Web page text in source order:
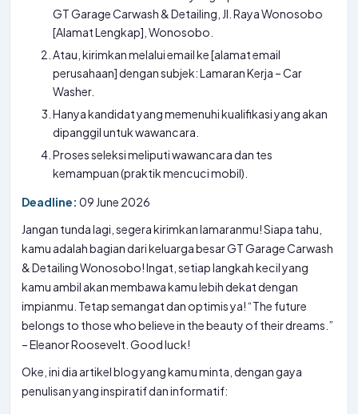
GT Garage Carwash & Detailing, Jl. Raya Wonosobo
[Alamat Lengkap], Wonosobo.
Atau, kirimkan melalui email ke [alamat email
perusahaan] dengan subjek: Lamaran Kerja – Car
Washer.
Hanya kandidat yang memenuhi kualifikasi yang akan
dipanggil untuk wawancara.
Proses seleksi meliputi wawancara dan tes
kemampuan (praktik mencuci mobil).
Deadline: 09 June 2026
Jangan tunda lagi, segera kirimkan lamaranmu! Siapa tahu,
kamu adalah bagian dari keluarga besar GT Garage Carwash
& Detailing Wonosobo! Ingat, setiap langkah kecil yang
kamu ambil akan membawa kamu lebih dekat dengan
impianmu. Tetap semangat dan optimis ya! “The future
belongs to those who believe in the beauty of their dreams.”
– Eleanor Roosevelt. Good luck!
Oke, ini dia artikel blog yang kamu minta, dengan gaya
penulisan yang inspiratif dan informatif: